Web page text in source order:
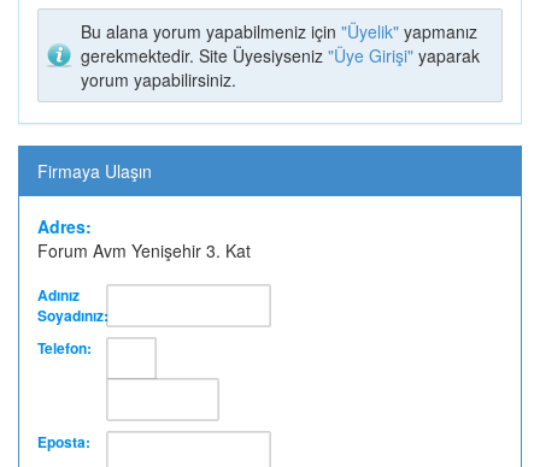
TATLI PARK (1)
LÖP LÖP TAVUK
DÖNER
MODA TESETTÜR KUZEY OPTİK
Bu alana yorum yapabilmeniz için "Üyelik" yapmanız
gerekmektedir. Site Üyesiyseniz "Üye Girişi" yaparak
yorum yapabilirsiniz.
Firmaya Ulaşın
Adres:
Forum Avm Yenişehir 3. Kat
Adınız
Soyadınız:
Telefon:
Eposta: